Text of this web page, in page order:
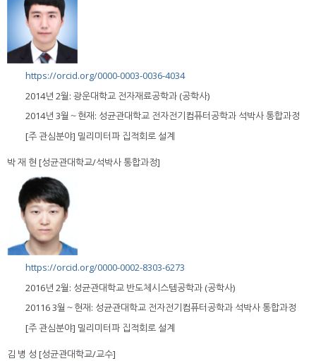
https://orcid.org/0000-0003-0036-4034
2014년 2월: 광운대학교 전자재료공학과 (공학사)
2014년 3월～현재: 성균관대학교 전자전기컴퓨터공학과 석박사 통합과정
[주 관심분야] 밀리미터파 집적회로 설계
박 재 현 [성균관대학교/석박사 통합과정]
https://orcid.org/0000-0002-8303-6273
2016년 2월: 성균관대학교 반도체시스템공학과 (공학사)
20116 3월～현재: 성균관대학교 전자전기컴퓨터공학과 석박사 통합과정
[주 관심분야] 밀리미터파 집적회로 설계
김 병 성 [성균관대학교/교수]